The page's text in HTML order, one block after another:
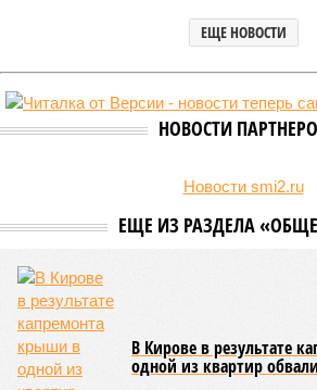
ЕЩЕ НОВОСТИ
НОВОСТИ
Новости smi2.ru
ЕЩЕ ИЗ РАЗДЕЛА
В Кирове в результате
одной из квартир